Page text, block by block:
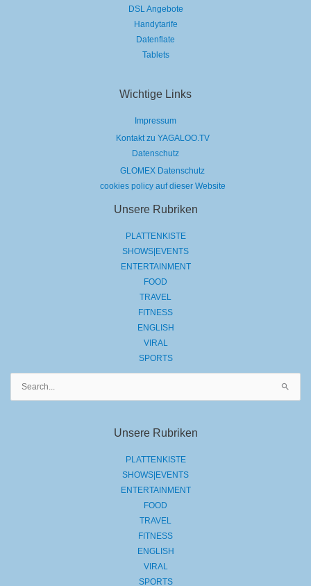
DSL Angebote
Handytarife
Datenflate
Tablets
Wichtige Links
Impressum
Kontakt zu YAGALOO.TV
Datenschutz
GLOMEX Datenschutz
cookies policy auf dieser Website
Unsere Rubriken
PLATTENKISTE
SHOWS|EVENTS
ENTERTAINMENT
FOOD
TRAVEL
FITNESS
ENGLISH
VIRAL
SPORTS
Unsere Rubriken
PLATTENKISTE
SHOWS|EVENTS
ENTERTAINMENT
FOOD
TRAVEL
FITNESS
ENGLISH
VIRAL
SPORTS